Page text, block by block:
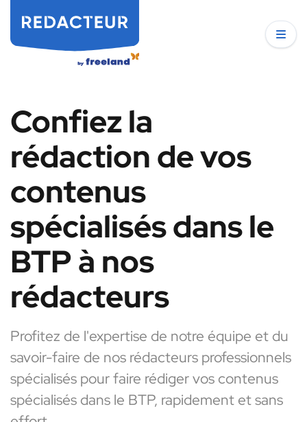
Confiez la
rédaction de vos
contenus
spécialisés dans le
BTP à nos
rédacteurs
Profitez de l'expertise de notre équipe et du
savoir-faire de nos rédacteurs professionnels
spécialisés pour faire rédiger vos contenus
spécialisés dans le BTP, rapidement et sans